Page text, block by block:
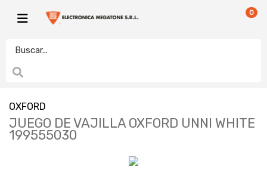
0
OXFORD
JUEGO DE VAJILLA OXFORD UNNI WHITE
199555030